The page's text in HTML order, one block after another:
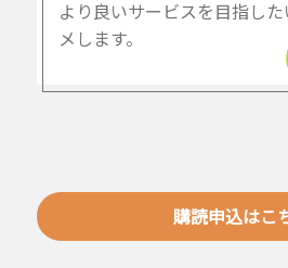
より良いサービスを目指し
メします。
購読申込はこ